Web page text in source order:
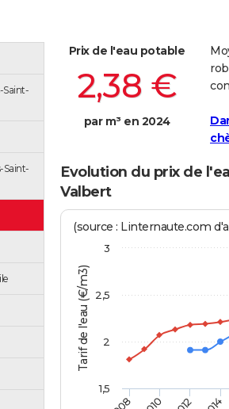
Saint-
Saint-
Prix de l'eau potable
2,38 €
par m³ en 2024
Evolution du prix de
Valbert
Tarif de l'eau (€/m3)
(source : Linternaute.com
1,5
2
2,5
3